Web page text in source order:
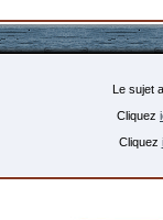
Le sujet
Cliquez
Cliquez